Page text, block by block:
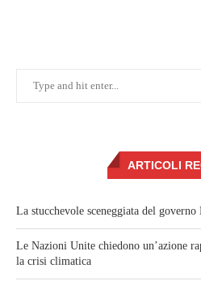
ARTICOLI
La stucchevole sceneggiata del
Le Nazioni Unite chiedono un’azione
la crisi climatica